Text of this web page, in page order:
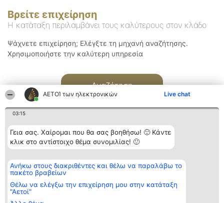
ΑΕΤΟΊ των ηλεκτρονικών Live chat
03:15
Γεια σας. Χαίρομαι που θα σας βοηθήσω! 🙂 Κάντε
κλικ στο αντίστοιχο θέμα συνομιλίας! 🙂
Ανήκω στους διακριθέντες και θέλω να παραλάβω το
πακέτο βραβείων
Θέλω να ελέγξω την επιχείρηση μου στην κατάταξη
"Αετοί"
Βρείτε επιχείρηση
Η κατάταξη περιλαμβάνει τους καλύτερους στον κλάδο
Ψάχνετε επιχείρηση; Ελέγξτε τη μηχανή αναζήτησης.
Χρησιμοποιήστε την καλύτερη υπηρεσία
Αναζήτηση
Διοργανωτής της
κατάταξης
BEAUTIFUL COMPANY
ΤΗΛ. ΕΠΙΚΟΙΝΩΝΙΑΣ:
2104128019
Κατάταξη
Διακριθέντες
των
διακριθέντων
Επικοινωνία
Επικοινωνία